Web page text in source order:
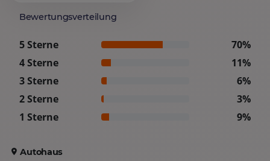
Bewertungsverteilung
5 Sterne
70%
4 Sterne
11%
3 Sterne
6%
2 Sterne
3%
1 Sterne
9%
Autohaus